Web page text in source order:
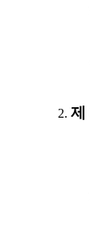
제